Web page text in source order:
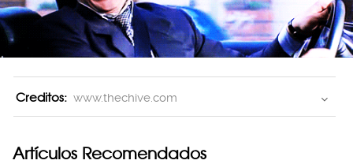
Creditos: www.thechive.com
Artículos Recomendados